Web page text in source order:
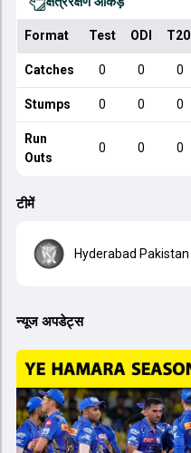
Format Test ODI T20I
Catches 0 0 0
Stumps 0 0 0
Run
Outs
0 0 0
टीमें
Hyderabad Pakistan
न्यूज अपडेट्स